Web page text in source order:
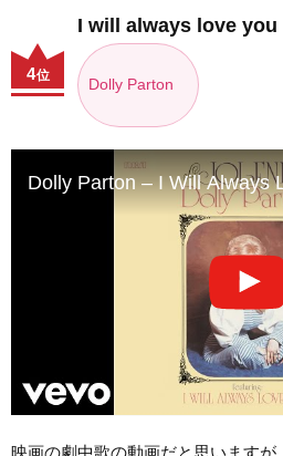
I will always love you
Dolly Parton
4位
Dolly Parton – I Will Always